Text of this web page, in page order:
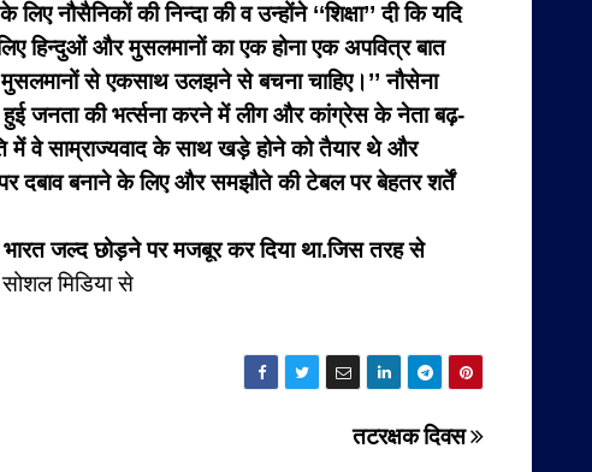
की निन्दा की व उन्होंने ‘‘शिक्षा’’ दी कि यदि
हिन्दुओं और मुसलमानों का एक होना एक अपवित्र बात
से एकसाथ उलझने से बचना चाहिए।’’ नौसेना
जनता की भर्त्सना करने में लीग और कांग्रेस के नेता बढ़-
में वे साम्राज्यवाद के साथ खड़े होने को तैयार थे और
पर दबाव बनाने के लिए और समझौते की टेबल पर बेहतर शर्तें
भारत जल्द छोड़ने पर मजबूर कर दिया था.जिस तरह से
मिडिया से
तटरक्षक दिवस